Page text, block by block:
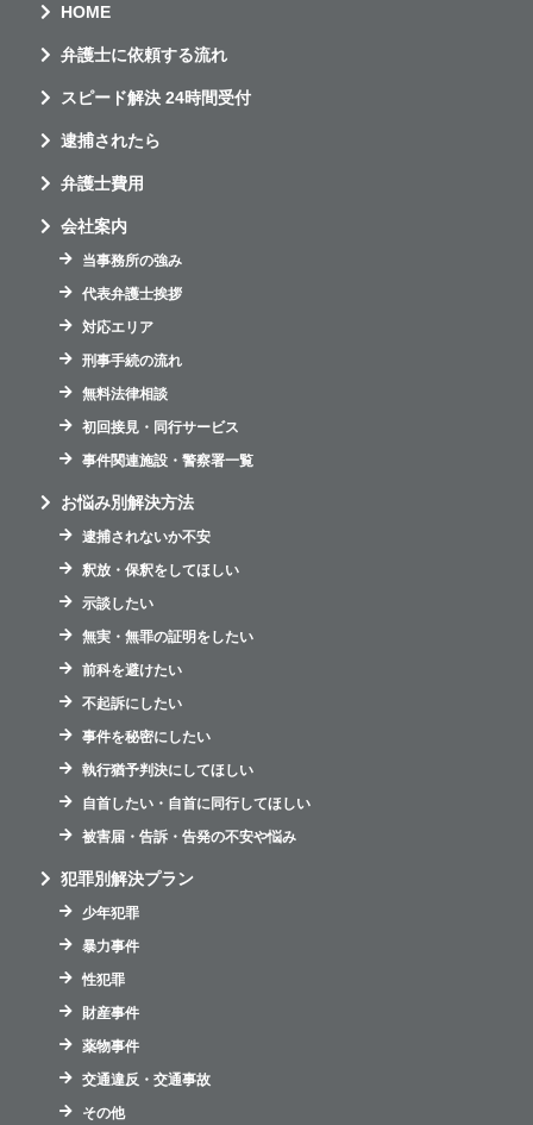
HOME
弁護士に依頼する流れ
スピード解決 24時間受付
逮捕されたら
弁護士費用
会社案内
当事務所の強み
代表弁護士挨拶
対応エリア
刑事手続の流れ
無料法律相談
初回接見・同行サービス
事件関連施設・警察署一覧
お悩み別解決方法
逮捕されないか不安
釈放・保釈をしてほしい
示談したい
無実・無罪の証明をしたい
前科を避けたい
不起訴にしたい
事件を秘密にしたい
執行猶予判決にしてほしい
自首したい・自首に同行してほしい
被害届・告訴・告発の不安や悩み
犯罪別解決プラン
少年犯罪
暴力事件
性犯罪
財産事件
薬物事件
交通違反・交通事故
その他